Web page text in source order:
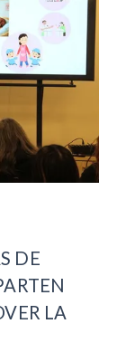
DE
LA